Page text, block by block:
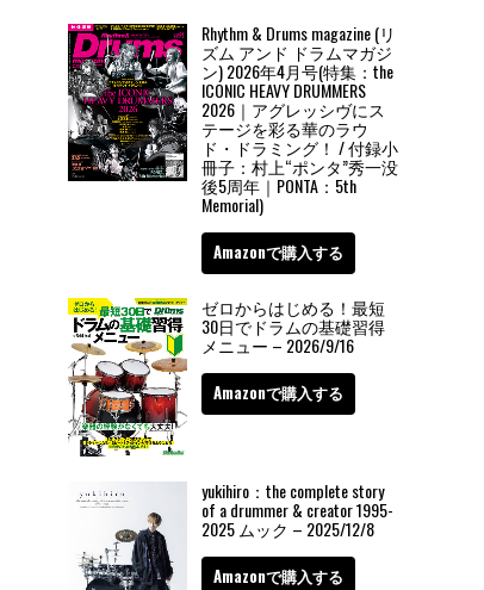
Rhythm & Drums magazine (リ
ズム アンド ドラムマガジ
ン) 2026年4月号(特集：the
ICONIC HEAVY DRUMMERS
2026｜アグレッシヴにス
テージを彩る華のラウ
ド・ドラミング！ / 付録小
冊子：村上“ポンタ”秀一没
後5周年｜PONTA：5th
Memorial)
Amazonで購入する
ゼロからはじめる！最短
30日でドラムの基礎習得
メニュー – 2026/9/16
Amazonで購入する
yukihiro：the complete story
of a drummer & creator 1995-
2025 ムック – 2025/12/8
Amazonで購入する